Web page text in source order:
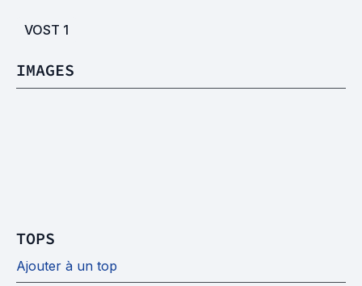
VOST 1
IMAGES
TOPS
Ajouter à un top